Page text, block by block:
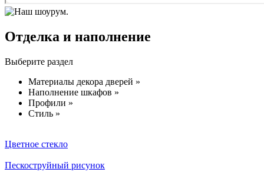
Отделка и наполнение
Выберите раздел
Материалы декора дверей »
Наполнение шкафов »
Профили »
Стиль »
Цветное стекло
Пескоструйный рисунок